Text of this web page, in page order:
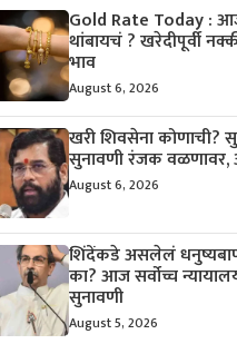
Gold Rate Today :
थांबायचं ? खरेदीपूर्वी
भाव
August 6, 2026
खरी शिवसेना कोणाची?
सुनावणी रंजक
August 6, 2026
शिंदेंकडे असलेलं
का? आज सर्वोच्च
सुनावणी
August 5, 2026